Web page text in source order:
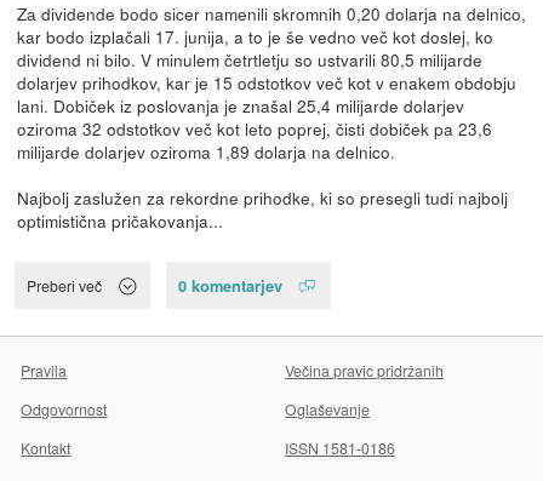
Za dividende bodo sicer namenili skromnih 0,20 dolarja na delnico,
kar bodo izplačali 17. junija, a to je še vedno več kot doslej, ko
dividend ni bilo. V minulem četrtletju so ustvarili 80,5 milijarde
dolarjev prihodkov, kar je 15 odstotkov več kot v enakem obdobju
lani. Dobiček iz poslovanja je znašal 25,4 milijarde dolarjev
oziroma 32 odstotkov več kot leto poprej, čisti dobiček pa 23,6
milijarde dolarjev oziroma 1,89 dolarja na delnico.
Najbolj zaslužen za rekordne prihodke, ki so presegli tudi najbolj
optimistična pričakovanja...
Preberi več 0 komentarjev
Pravila
Večina pravic pridržanih
Odgovornost
Oglaševanje
Kontakt
ISSN 1581-0186